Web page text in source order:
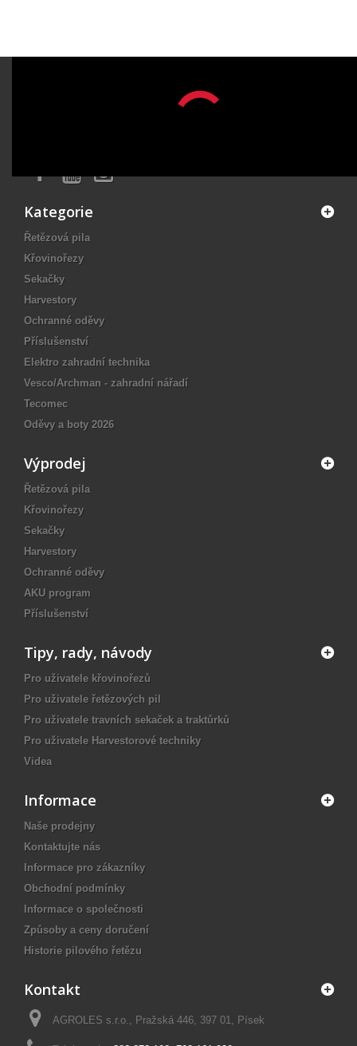
Kategorie
Řetězová pila
Křovinořezy
Sekačky
Harvestory
Ochranné oděvy
Příslušenství
Elektro zahradní technika
Vesco/Archman - zahradní nářadí
Tecomec
Oděvy a boty 2026
Výprodej
Řetězová pila
Křovinořezy
Sekačky
Harvestory
Ochranné oděvy
AKU program
Příslušenství
Tipy, rady, návody
Pro uživatele křovinořezů
Pro uživatele řetězových pil
Pro uživatele travních sekaček a traktůrků
Pro uživatele Harvestorové techniky
Videa
Informace
Naše prodejny
Kontaktujte nás
Informace pro zákazníky
Obchodní podmínky
Informace o společnosti
Způsoby a ceny doručení
Historie pilového řetězu
Kontakt
AGROLES s.r.o., Pražská 446, 397 01, Písek